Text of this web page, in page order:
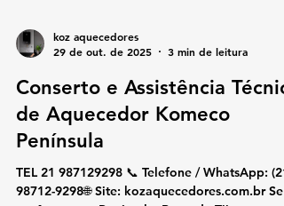
koz aquecedores
29 de out. de 2025
Conserto e Assistência
de Aquecedor Komeco